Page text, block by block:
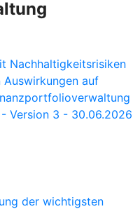
Nachhaltigkeitsrisiken
auf
Version 3 - 30.06.2026
der wichtigsten